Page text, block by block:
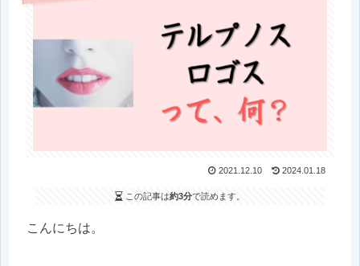
2021.12.10 2024.01.18
この記事は約3分で読めます。
こんにちは。